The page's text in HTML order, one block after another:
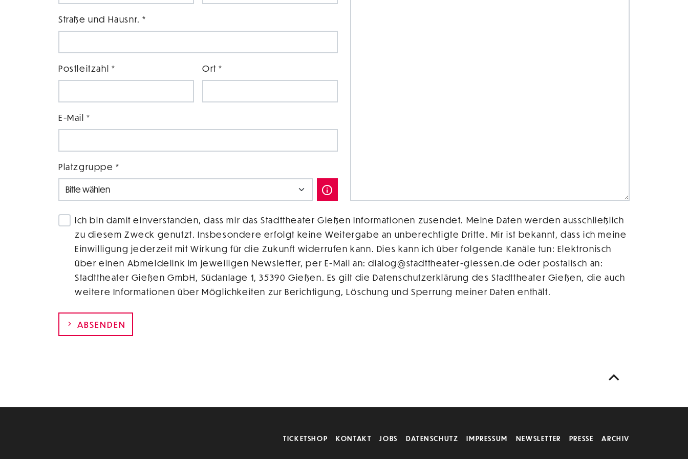
Straße und Hausnr. *
Postleitzahl * Ort *
E-Mail *
Platzgruppe *
Ich bin damit einverstanden, dass mir das Stadttheater Gießen Informationen zusendet. Meine Daten werden ausschließlich
zu diesem Zweck genutzt. Insbesondere erfolgt keine Weitergabe an unberechtigte Dritte. Mir ist bekannt, dass ich meine
Einwilligung jederzeit mit Wirkung für die Zukunft widerrufen kann. Dies kann ich über folgende Kanäle tun: Elektronisch
über einen Abmeldelink im jeweiligen Newsletter, per E-Mail an: dialog@stadttheater-giessen.de oder postalisch an:
Stadttheater Gießen GmbH, Südanlage 1, 35390 Gießen. Es gilt die Datenschutzerklärung des Stadttheater Gießen, die auch
weitere Informationen über Möglichkeiten zur Berichtigung, Löschung und Sperrung meiner Daten enthält.
ABSENDEN
TICKETSHOP KONTAKT JOBS DATENSCHUTZ IMPRESSUM NEWSLETTER PRESSE ARCHIV